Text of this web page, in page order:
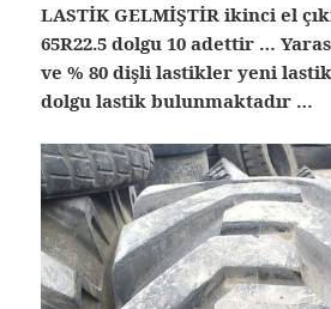
LASTİK GELMİŞTİR ikinci el
65R22.5 dolgu 10 adettir …
ve % 80 dişli lastikler yeni lastik
dolgu lastik bulunmaktadır …